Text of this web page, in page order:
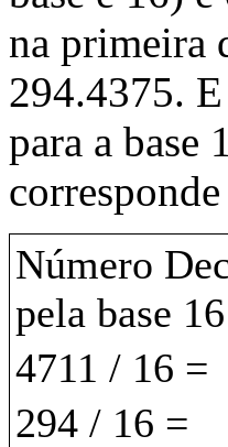
na primeira
294.4375.
para a base
Número
pela base 16
4711 / 16 =
294 / 16 =